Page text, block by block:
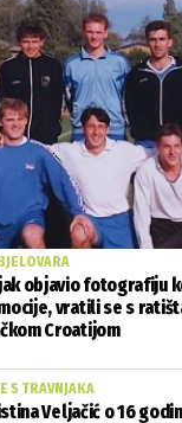
objavio fotografiju
vratili se s
Croatijom
S TRAVNJAKA
Veljačić o 16